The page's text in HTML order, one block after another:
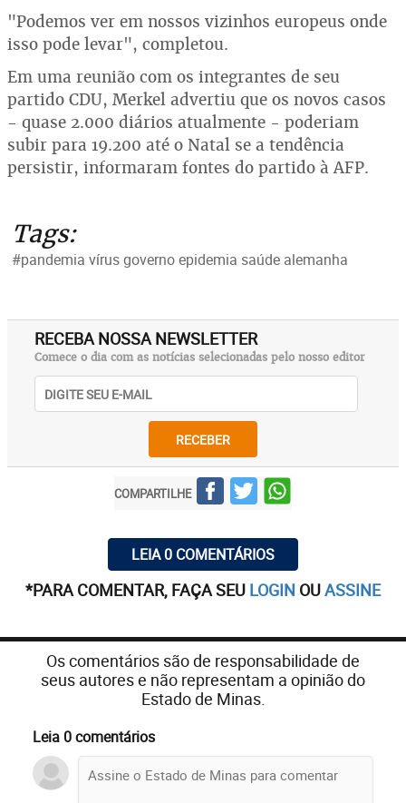
"Podemos ver em nossos vizinhos europeus onde
isso pode levar", completou.
Em uma reunião com os integrantes de seu
partido CDU, Merkel advertiu que os novos casos
- quase 2.000 diários atualmente - poderiam
subir para 19.200 até o Natal se a tendência
persistir, informaram fontes do partido à AFP.
Tags:
#pandemia vírus governo epidemia saúde alemanha
RECEBA NOSSA NEWSLETTER
Comece o dia com as notícias selecionadas pelo nosso editor
RECEBER
COMPARTILHE
LEIA 0 COMENTÁRIOS
*PARA COMENTAR, FAÇA SEU LOGIN OUASSINE
Os comentários são de responsabilidade de
seus autores e não representam a opinião do
Estado de Minas.
Leia 0 comentários